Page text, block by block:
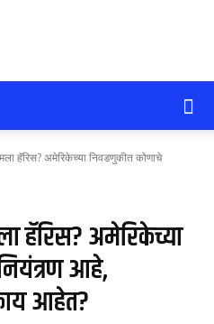
सोलापूर
आजतक
हॅरिस? अमेरिकेच्या निवडणुकीत कोणाचे
हॅरिस? अमेरिकेच्या
आहे,
आहेत?